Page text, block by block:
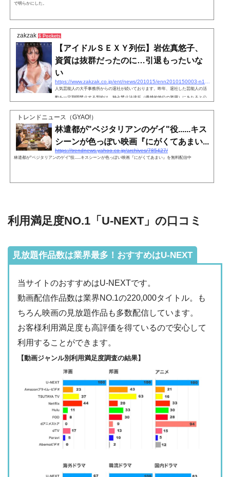
で明らかにした。
zakzak 6 Pockets
【アイドルＳＥＸＹ列伝】岩佐真悠子、
資質は抜群だったのに…引退もったいな
い
人気芸能人の大手事務所からの退社が続いております。昨年、退社した芸能人の活
動を一定期間禁止する契約は、独占禁止法違反（優越的地位の濫用）にあたると公
トレンドニュース（GYAO!）
林遣都が"ベジタリアンのゲイ"役......キス
シーンが色っぽい映画『にがくてあまい...
https://trendnews.yahoo.co.jp/archives/785427/
林遣都が"ベジタリアンのゲイ"役......キスシーンが色っぽい映画『にがくてあまい』を無料配信中
利用満足度NO.1「U-NEXT」の口コミ
見放題作品数は業界最多！おすすめはU-NEXT
当サイトのおすすめはU-NEXTです。
動画配信作品数は業界NO.1の220,000タイトル。も
ちろん映画の見放題作品も多数配信しています。
お客様利用満足度も高評価を得ているので安心して
利用することができます。
【動画ジャンル別利用満足度調査の結果】